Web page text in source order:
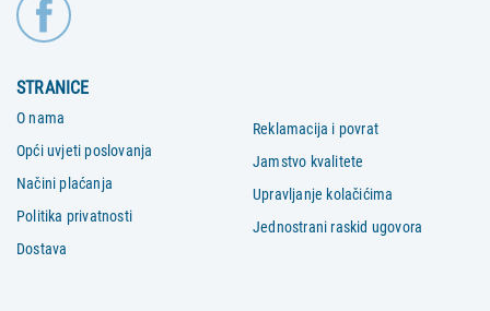
STRANICE
O nama
Opći uvjeti poslovanja
Načini plaćanja
Politika privatnosti
Dostava
Reklamacija i povrat
Jamstvo kvalitete
Upravljanje kolačićima
Jednostrani raskid ugovora